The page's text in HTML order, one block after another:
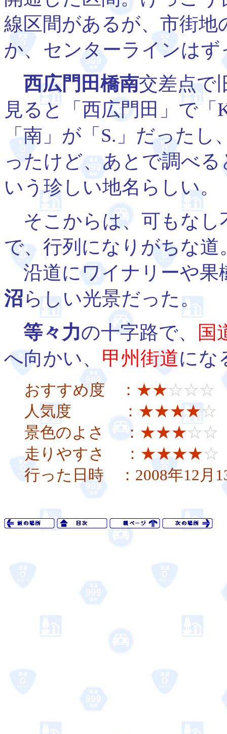
線区間があるが、市街地
か、センターラインは
西広門田橋南交差点で
見ると「西広門田」で「
「南」が「S.」だった
ったけど、あとで調べ
いう珍しい地名らしい。
そこからは、可もなし
で、行列になりがちな道
沿道にワイナリーや果
沼らしい光景だった。
等々力の十字路で、
国
へ向かい、 甲州街道にな
おすすめ度 ： ★★☆☆☆
人気度 ： ★★★★☆
景色のよさ ： ★★★☆☆
走りやすさ ： ★★★★☆
行った日時 ：2008年12月